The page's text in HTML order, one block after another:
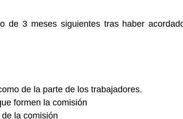
de 3 meses siguientes tras haber
de la parte de los trabajadores.
formen la comisión
la comisión